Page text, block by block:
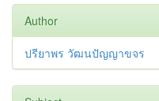
Author
ปรียาพร วัฒนปัญญาขจร